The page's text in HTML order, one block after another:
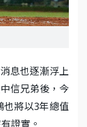
息也逐漸浮上
信兄弟後，今
也將以3年總值
證實。